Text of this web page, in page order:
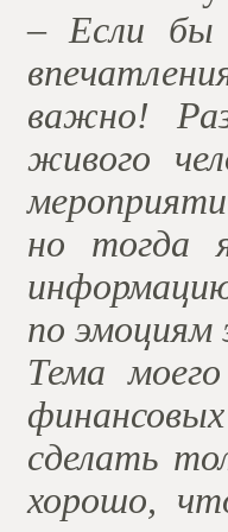
– Если бы
важно!
живого
но тогда
по эмоциям
Тема
сделать
хорошо,